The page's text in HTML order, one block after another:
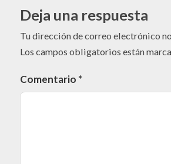
Deja una respuesta
Tu dirección de correo electrónico
Los campos obligatorios están
Comentario *